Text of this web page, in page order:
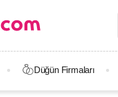
Düğün Firmaları